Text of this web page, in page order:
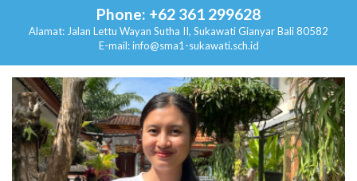
Phone: +62 361 299628
Alamat: Jalan Lettu Wayan Sutha II, SukawatiGianyar Bali 80582
E-mail: info@sma1-sukawati.sch.id